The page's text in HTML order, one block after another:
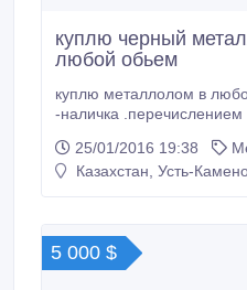
куплю черный
любой обьем
куплю металлолом в
-наличка .перечислением
вагонами с любой точки
ближайших регионах.
25/01/2016 19:38
Казахстан, Усть-
5 000 $